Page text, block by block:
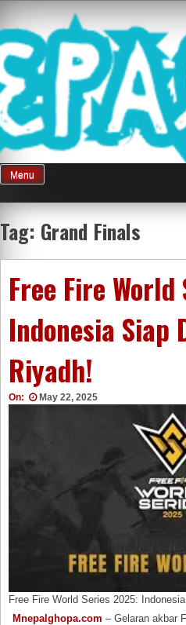
content
Review
Terkini
Seluruh Di
Indonesia
Menu
Tag: Grand Finals
Free Fire
Indonesia Siap
Riyadh!
On: May 22, 2025
Free Fire World Series 2025:
Mnepalghopa.com – Gelaran akbar